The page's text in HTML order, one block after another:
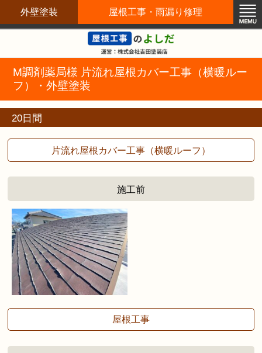
外壁塗装 屋根工事・雨漏り修理
M調剤薬局様 片流れ屋根カバー工事（横暖ルー
フ）・外壁塗装
20日間
片流れ屋根カバー工事（横暖ルーフ）
施工前
屋根工事